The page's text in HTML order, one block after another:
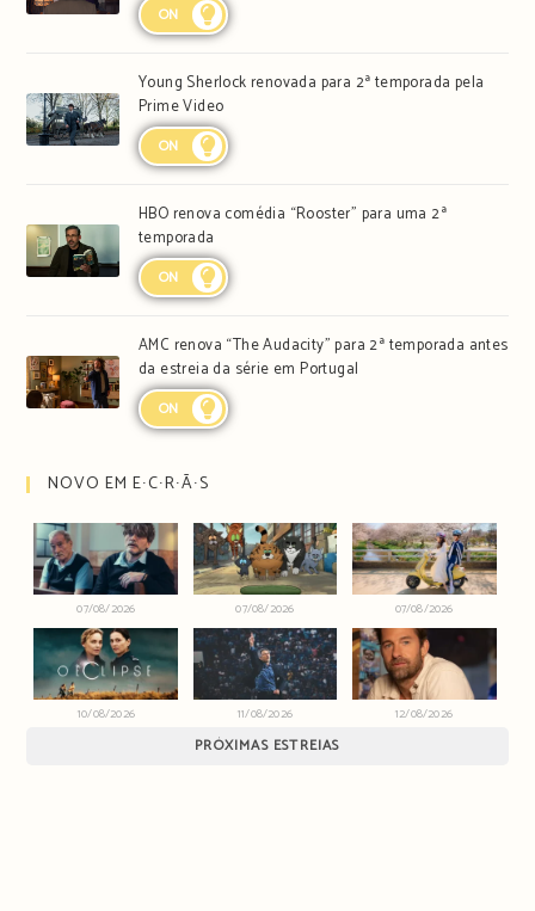
ON
Young Sherlock renovada para 2ª temporada pela
Prime Video
ON
HBO renova comédia “Rooster” para uma 2ª
temporada
ON
AMC renova “The Audacity” para 2ª temporada antes
da estreia da série em Portugal
ON
NOVO EM E∙C∙R∙Ã∙S
07/08/2026 07/08/2026 07/08/2026
10/08/2026 11/08/2026 12/08/2026
PRÓXIMAS ESTREIAS